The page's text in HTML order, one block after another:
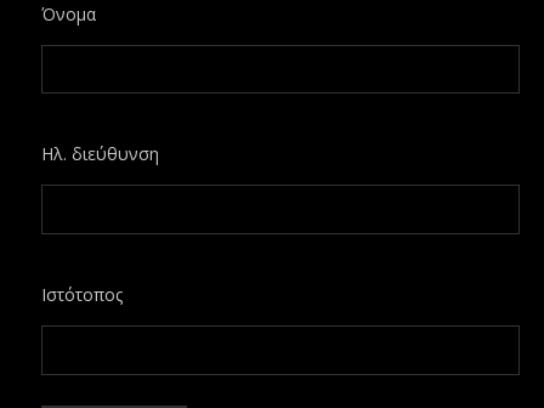
Όνομα
Ηλ. διεύθυνση
Ιστότοπος